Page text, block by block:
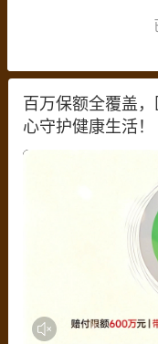
百万保额全覆盖
心守护健康生活！